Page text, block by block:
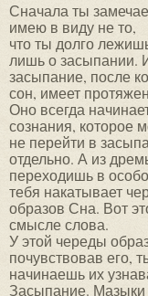
Сначала ты
имею в виду не то,
что ты долго
лишь о засыпании.
засыпание, после
сон, имеет
Оно всегда
сознания, которое
не перейти в
отдельно. А из
переходишь в
тебя накатывает
образов Сна. Вот
смысле слова.
У этой череды
почувствовав его,
начинаешь их
Засыпание. Мазыки